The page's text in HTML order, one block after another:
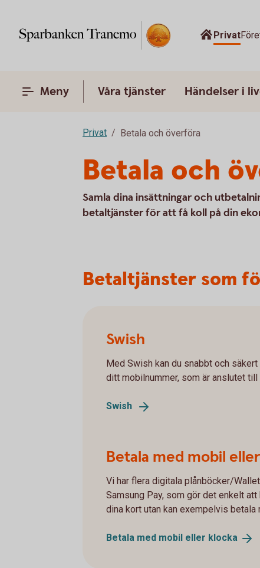
Privat
Meny Våra tjänster Händelser i
Privat Betala och överföra
Betala och
Samla dina insättningar och
betaltjänster för att få koll på din
Betaltjänster som
Swish
Med Swish kan du snabbt och
ditt mobilnummer, som är anslutet
Swish
Betala med mobil
Vi har flera digitala plånböcker/
Samsung Pay, som gör det enkelt
dina kort utan kan exempelvis betala
Betala med mobil eller klocka